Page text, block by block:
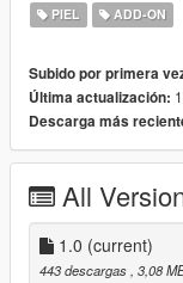
PIEL ADD-ON
Subido por primera
Última actualización:
Descarga más
All
1.0 (current)
443 descargas, 3,08